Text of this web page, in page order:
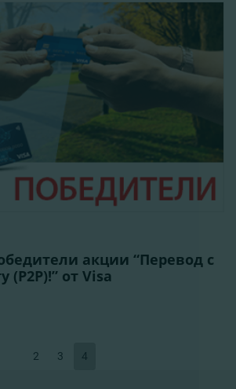
акции “Перевод с
(P2P)!” от Visa
2 3 4